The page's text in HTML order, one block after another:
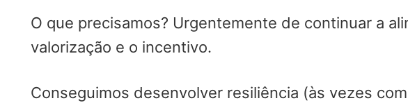
O que precisamos? Urgentemente de continuar a
valorização e o incentivo.
Conseguimos desenvolver resiliência (às vezes